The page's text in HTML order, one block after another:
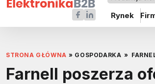
Rynek
STRONA GŁÓWNA » GOSPODARKA »
Farnell poszerza